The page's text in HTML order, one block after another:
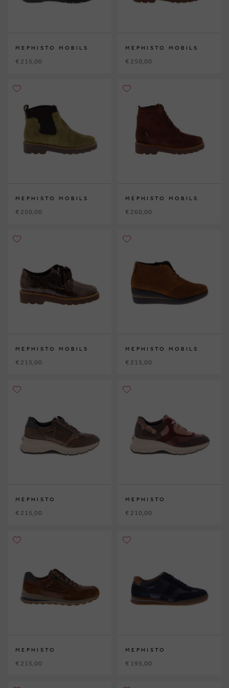
MEPHISTO MOBILS
€ 215,00
MEPHISTO MOBILS
€ 250,00
MEPHISTO MOBILS
€ 250,00
MEPHISTO MOBILS
€ 260,00
MEPHISTO MOBILS
€ 215,00
MEPHISTO MOBILS
€ 215,00
MEPHISTO
€ 215,00
MEPHISTO
€ 210,00
MEPHISTO
€ 215,00
MEPHISTO
€ 195,00